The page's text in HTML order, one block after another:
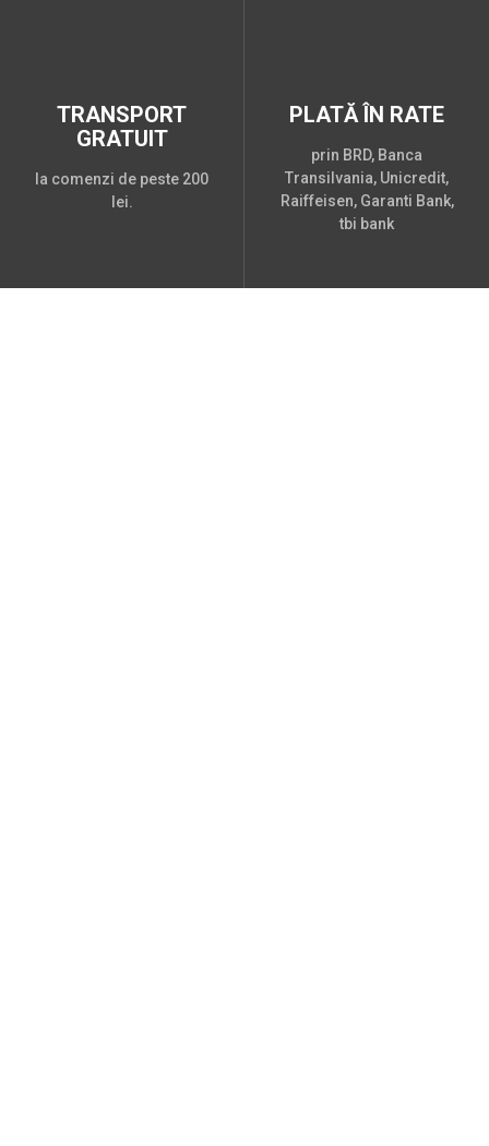
TRANSPORT
GRATUIT
la comenzi de peste 200
lei.
PLATĂ ÎN RATE
prin BRD, Banca
Transilvania, Unicredit,
Raiffeisen, Garanti Bank,
tbi bank